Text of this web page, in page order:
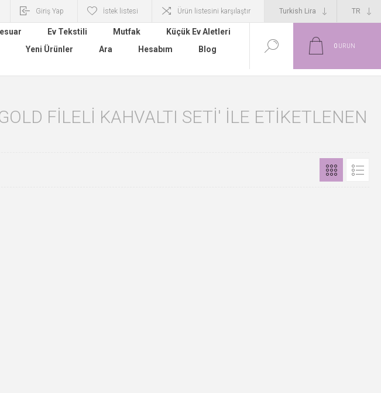
Giriş Yap İstek listesi Ürün listesini karşılaştır
Ev Tekstili Mutfak
Küçük Ev Aletleri
Yeni Ürünler Ara Hesabım
Blog
0 ÜRÜN
FILELI KAHVALTI SETI' ILE ETIKETLENEN